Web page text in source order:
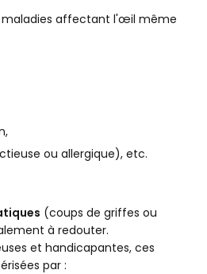
maladies affectant l'œil même
ou allergique), etc.
(coups de griffes ou
à redouter.
et handicapantes, ces
par :